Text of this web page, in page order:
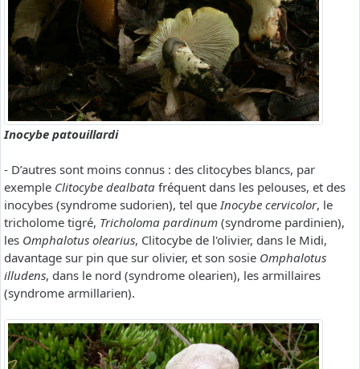
Inocybe patouillardi
- D’autres sont moins connus : des clitocybes blancs, par
exemple Clitocybe dealbata fréquent dans les pelouses, et des
inocybes (syndrome sudorien), tel queInocybe cervicolor, le
tricholome tigré, Tricholoma pardinum (syndrome pardinien),
les Omphalotus olearius, Clitocybe de l'olivier, dans le Midi,
davantage sur pin que sur olivier, et son sosie Omphalotus
illudens, dans le nord (syndrome olearien), les armillaires
(syndrome armillarien).